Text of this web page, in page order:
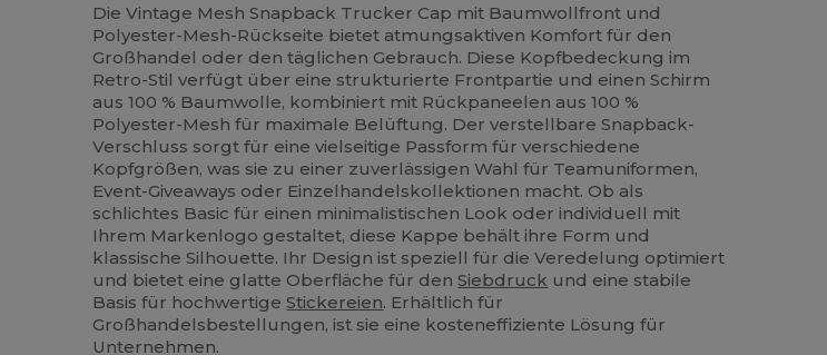
Die Vintage Mesh Snapback Trucker Cap mit Baumwollfront und
Polyester-Mesh-Rückseite bietet atmungsaktiven Komfort für den
Großhandel oder den täglichen Gebrauch. Diese Kopfbedeckung im
Retro-Stil verfügt über eine strukturierte Frontpartie und einen Schirm
aus 100 % Baumwolle, kombiniert mit Rückpaneelen aus 100 %
Polyester-Mesh für maximale Belüftung. Der verstellbare Snapback-
Verschluss sorgt für eine vielseitige Passform für verschiedene
Kopfgrößen, was sie zu einer zuverlässigen Wahl für Teamuniformen,
Event-Giveaways oder Einzelhandelskollektionen macht. Ob als
schlichtes Basic für einen minimalistischen Look oder individuell mit
Ihrem Markenlogo gestaltet, diese Kappe behält ihre Form und
klassische Silhouette. Ihr Design ist speziell für die Veredelung optimiert
und bietet eine glatte Oberfläche für denSiebdruck und eine stabile
Basis für hochwertigeStickereien. Erhältlich für
Großhandelsbestellungen, ist sie eine kosteneffiziente Lösung für
Unternehmen.